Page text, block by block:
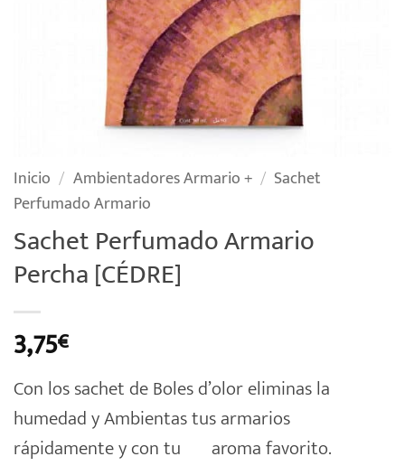
Inicio / Ambientadores Armario + / Sachet
Perfumado Armario
Sachet Perfumado Armario
Percha [CÉDRE]
3,75€
Con los sachet de Boles d’olor eliminas la
humedad y Ambientas tus armarios
rápidamente y con tu
aroma favorito.